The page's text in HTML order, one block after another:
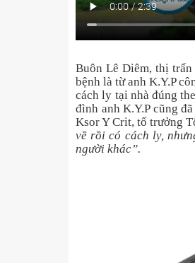
Buôn Lê Diêm, thị
bệnh là từ anh K.Y.P
cách ly tại nhà đúng
đình anh K.Y.P cũng
Ksor Y Crit, tổ trưởng
về rồi có cách ly,
người khác”.